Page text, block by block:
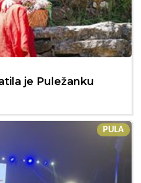
je Puležanku
PULA